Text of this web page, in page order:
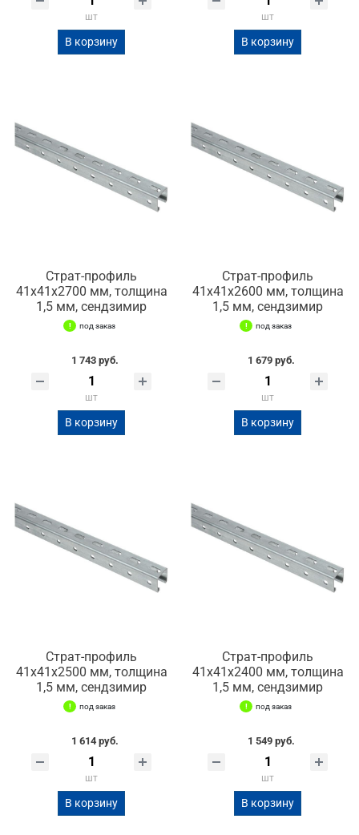
шт
В корзину
шт
В корзину
Страт-профиль
41х41х2700 мм, толщина
1,5 мм, сендзимир
под заказ
1 743 руб.
шт
В корзину
Страт-профиль
41х41х2600 мм, толщина
1,5 мм, сендзимир
под заказ
1 679 руб.
шт
В корзину
Страт-профиль
41х41х2500 мм, толщина
1,5 мм, сендзимир
под заказ
1 614 руб.
шт
В корзину
Страт-профиль
41х41х2400 мм, толщина
1,5 мм, сендзимир
под заказ
1 549 руб.
шт
В корзину